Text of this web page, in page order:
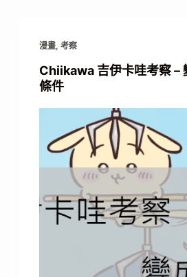
漫畫, 考察
Chiikawa 吉伊卡哇考察 –
條件